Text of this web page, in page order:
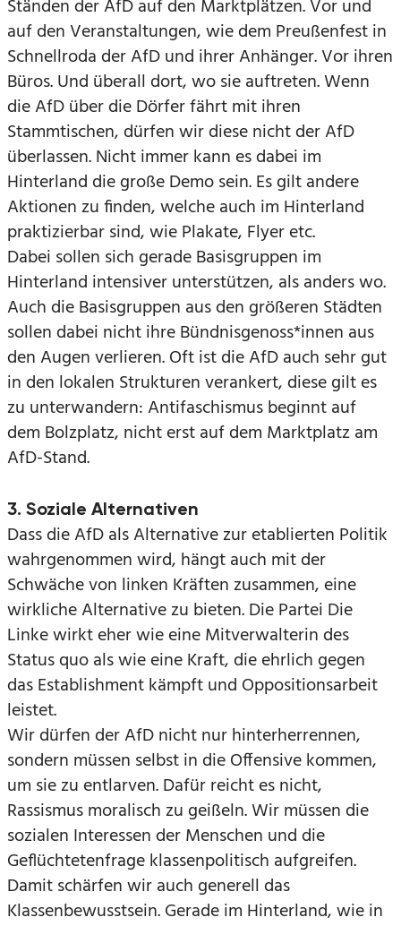
Ständen der AfD auf den Marktplätzen. Vor und
auf den Veranstaltungen, wie dem Preußenfest in
Schnellroda der AfD und ihrer Anhänger. Vor ihren
Büros. Und überall dort, wo sie auftreten. Wenn
die AfD über die Dörfer fährt mit ihren
Stammtischen, dürfen wir diese nicht der AfD
überlassen. Nicht immer kann es dabei im
Hinterland die große Demo sein. Es gilt andere
Aktionen zu finden, welche auch im Hinterland
praktizierbar sind, wie Plakate, Flyer etc.
Dabei sollen sich gerade Basisgruppen im
Hinterland intensiver unterstützen, als anders wo.
Auch die Basisgruppen aus den größeren Städten
sollen dabei nicht ihre Bündnisgenoss*innen aus
den Augen verlieren. Oft ist die AfD auch sehr gut
in den lokalen Strukturen verankert, diese gilt es
zu unterwandern: Antifaschismus beginnt auf
dem Bolzplatz, nicht erst auf dem Marktplatz am
AfD-Stand.
3. Soziale Alternativen
Dass die AfD als Alternative zur etablierten Politik
wahrgenommen wird, hängt auch mit der
Schwäche von linken Kräften zusammen, eine
wirkliche Alternative zu bieten. Die Partei Die
Linke wirkt eher wie eine Mitverwalterin des
Status quo als wie eine Kraft, die ehrlich gegen
das Establishment kämpft und Oppositionsarbeit
leistet.
Wir dürfen der AfD nicht nur hinterherrennen,
sondern müssen selbst in die Offensive kommen,
um sie zu entlarven. Dafür reicht es nicht,
Rassismus moralisch zu geißeln. Wir müssen die
sozialen Interessen der Menschen und die
Geflüchtetenfrage klassenpolitisch aufgreifen.
Damit schärfen wir auch generell das
Klassenbewusstsein. Gerade im Hinterland, wie in